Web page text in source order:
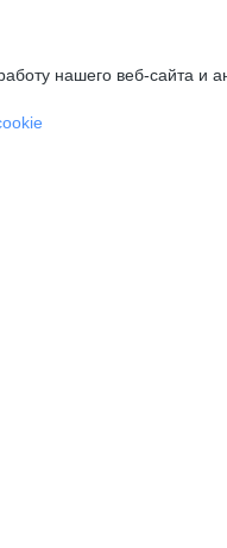
нашего веб-сайта и